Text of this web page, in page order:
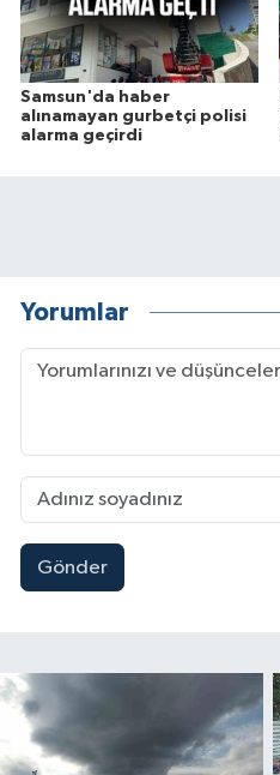
Samsun'da haber
alınamayan gurbetçi polisi
alarma geçirdi
Yorumlar
Gönder